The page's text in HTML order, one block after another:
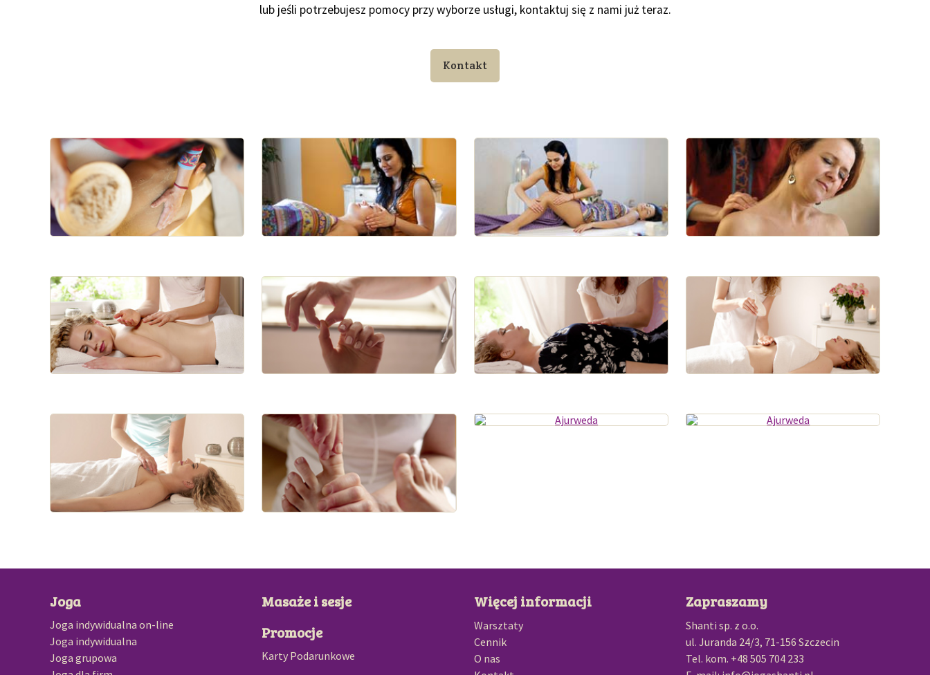
lub jeśli potrzebujesz pomocy przy wyborze usługi, kontaktuj się z nami już teraz.
Kontakt
Joga
Joga indywidualna on-line
Joga indywidualna
Joga grupowa
Masaże i sesje
Promocje
Karty Podarunkowe
Więcej informacji
Warsztaty
Cennik
O nas
Zapraszamy
Shanti sp. z o.o.
ul. Juranda 24/3, 71-156 Szczecin
Tel. kom. +48 505 704 233